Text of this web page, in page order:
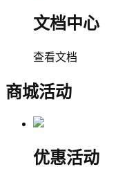
文档中心
查看文档
商城活动
优惠活动